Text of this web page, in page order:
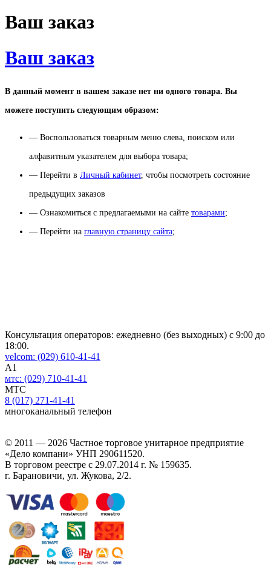
Ваш заказ
Ваш заказ
В данный момент в вашем заказе нет ни одного товара. Вы
можете поступить следующим образом:
— Воспользоваться товарным меню слева, поиском или
алфавитным указателем для выбора товара;
— Перейти в Личный кабинет, чтобы посмотреть состояние
предыдущих заказов
— Ознакомиться с предлагаемыми на сайте товарами;
— Перейти на главную страницу сайта;
Консультация операторов: ежедневно (без выходных) с 9:00 до
18:00.
velcom: (029) 610-41-41
A1
мтс: (029) 710-41-41
MTC
8 (017) 271-41-41
многоканальный телефон
© 2011 — 2026 Частное торговое унитарное предприятие
«Дело компани» УНП 290611520.
В торговом реестре с 29.07.2014 г. № 159635.
г. Барановичи, ул. Жукова, 2/2.